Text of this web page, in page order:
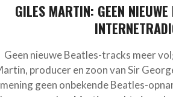
GILES MARTIN: GEEN
Geen nieuwe Beatles-tracks meer
producer en zoon van Sir
mening geen onbekende Beatles-